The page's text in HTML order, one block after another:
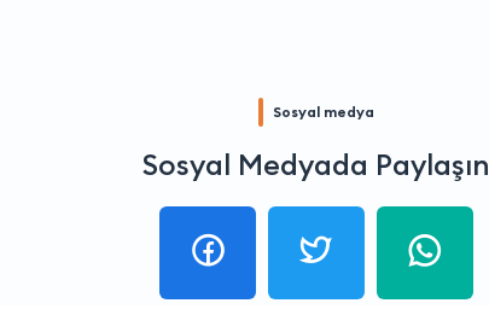
Sosyal medya
Sosyal Medyada Paylaşın